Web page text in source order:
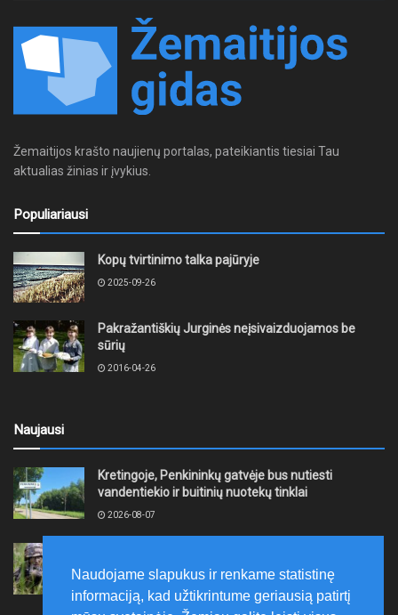
Žemaitijos krašto naujienų portalas, pateikiantis tiesiai Tau
aktualias žinias ir įvykius.
Populiariausi
Kopų tvirtinimo talka pajūryje
2025-09-26
Pakražantiškių Jurginės neįsivaizduojamos be
sūrių
2016-04-26
Naujausi
Kretingoje, Penkininkų gatvėje bus nutiesti
vandentiekio ir buitinių nuotekų tinklai
2026-08-07
rinktinė vykdys karines pratybas
2026-08-07
Naudojame slapukus ir renkame statistinę
informaciją, kad užtikrintume geriausią patirtį